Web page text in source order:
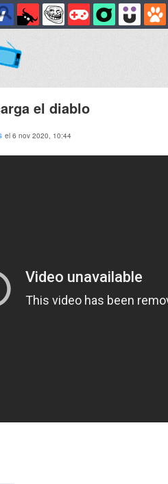
el diablo
el 6 nov 2020, 10:44